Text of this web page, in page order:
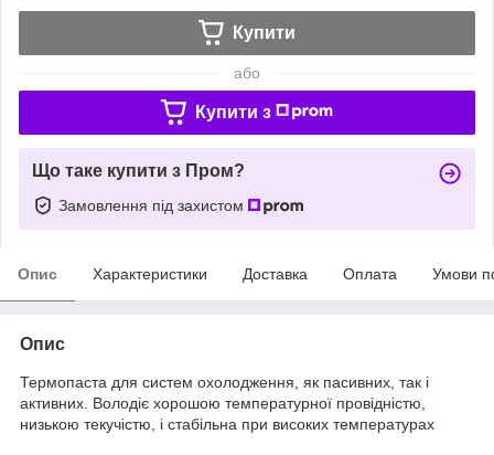
Купити
або
Купити з
Що таке купити з Пром?
Замовлення під захистом
Опис Характеристики Доставка Оплата Умови
Опис
Термопаста для систем охолодження, як пасивних, так і
активних. Володіє хорошою температурної провідністю,
низькою текучістю, і стабільна при високих температурах